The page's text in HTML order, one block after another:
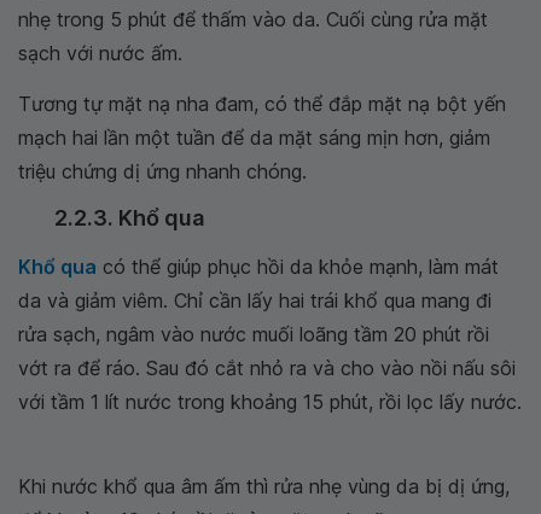
nhẹ trong 5 phút để thấm vào da. Cuối cùng rửa mặt
sạch với nước ấm.
Tương tự mặt nạ nha đam, có thể đắp mặt nạ bột yến
mạch hai lần một tuần để da mặt sáng mịn hơn, giảm
triệu chứng dị ứng nhanh chóng.
2.2.3. Khổ qua
Khổ qua có thể giúp phục hồi da khỏe mạnh, làm mát
da và giảm viêm. Chỉ cần lấy hai trái khổ qua mang đi
rửa sạch, ngâm vào nước muối loãng tầm 20 phút rồi
vớt ra để ráo. Sau đó cắt nhỏ ra và cho vào nồi nấu sôi
với tầm 1 lít nước trong khoảng 15 phút, rồi lọc lấy nước.
Khi nước khổ qua âm ấm thì rửa nhẹ vùng da bị dị ứng,